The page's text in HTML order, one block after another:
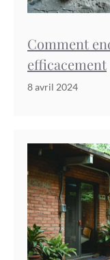
Comment
efficacement
8 avril 2024